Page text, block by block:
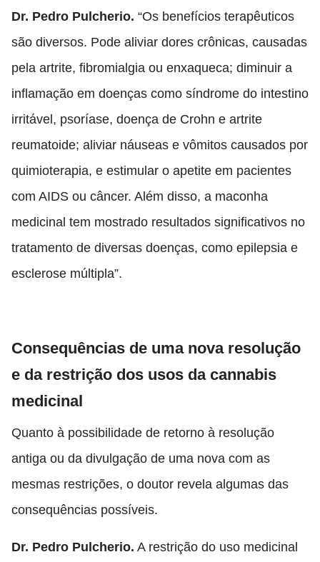
Dr. Pedro Pulcherio. “Os benefícios terapêuticos
são diversos. Pode aliviar dores crônicas, causadas
pela artrite, fibromialgia ou enxaqueca; diminuir a
inflamação em doenças como síndrome do intestino
irritável, psoríase, doença de Crohn e artrite
reumatoide; aliviar náuseas e vômitos causados por
quimioterapia, e estimular o apetite em pacientes
com AIDS ou câncer. Além disso, a maconha
medicinal tem mostrado resultados significativos no
tratamento de diversas doenças, como epilepsia e
esclerose múltipla”.
Consequências de uma nova resolução
e da restrição dos usos da cannabis
medicinal
Quanto à possibilidade de retorno à resolução
antiga ou da divulgação de uma nova com as
mesmas restrições, o doutor revela algumas das
consequências possíveis.
Dr. Pedro Pulcherio. A restrição do uso medicinal